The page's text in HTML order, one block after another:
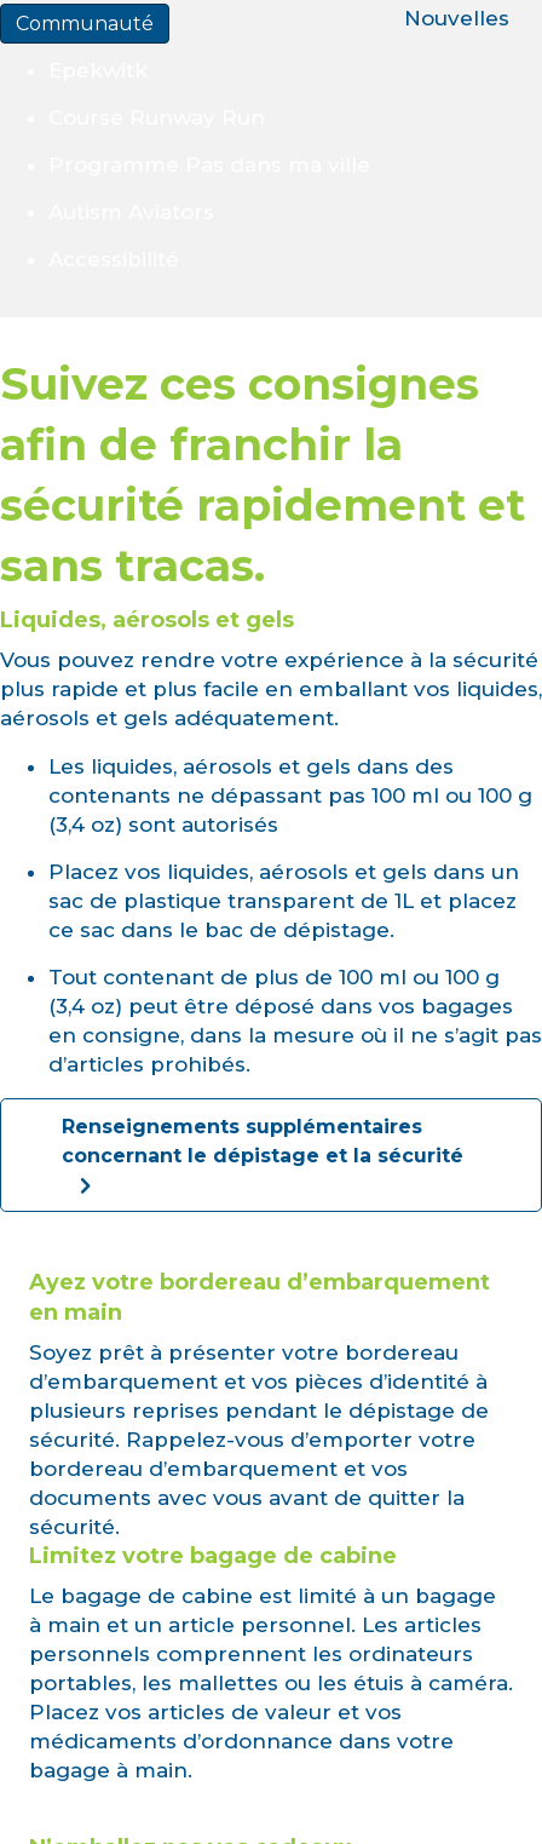
Communauté Nouvelles
Suivez ces consignes
afin de franchir la
sécurité rapidement et
sans tracas.
Liquides, aérosols et gels
Vous pouvez rendre votre expérience à la sécurité
plus rapide et plus facile en emballant vos liquides,
aérosols et gels adéquatement.
Les liquides, aérosols et gels dans des
contenants ne dépassant pas 100 ml ou 100 g
(3,4 oz) sont autorisés
Placez vos liquides, aérosols et gels dans un
sac de plastique transparent de 1L et placez
ce sac dans le bac de dépistage.
Tout contenant de plus de 100 ml ou 100 g
(3,4 oz) peut être déposé dans vos bagages
en consigne, dans la mesure où il ne s’agit pas
d’articles prohibés.
Renseignements supplémentaires
concernant le dépistage et la sécurité
Ayez votre bordereau d’embarquement
en main
Soyez prêt à présenter votre bordereau
d’embarquement et vos pièces d’identité à
plusieurs reprises pendant le dépistage de
sécurité. Rappelez-vous d’emporter votre
bordereau d’embarquement et vos
documents avec vous avant de quitter la
sécurité.
Limitez votre bagage de cabine
Le bagage de cabine est limité à un bagage
à main et un article personnel. Les articles
personnels comprennent les ordinateurs
portables, les mallettes ou les étuis à caméra.
Placez vos articles de valeur et vos
médicaments d’ordonnance dans votre
bagage à main.